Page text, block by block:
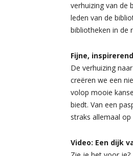
verhuizing van de
leden van de
bibliotheken in de
Fijne,
De verhuizing
creëren we een
volop mooie
biedt. Van een
straks allemaal op
Video: Een dijk